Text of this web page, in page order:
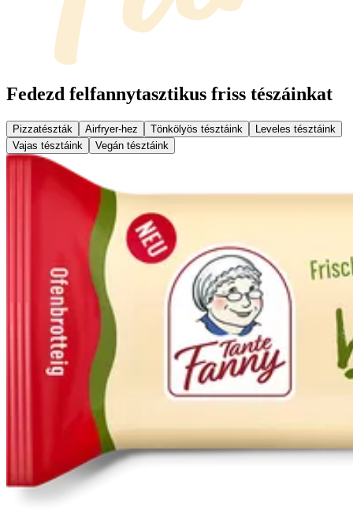
Fedezd felfannytasztikus friss tészáinkat
Pizzatészták Airfryer-hez Tönkölyös tésztáink
Leveles tésztáink
Vajas tésztáink
Vegán tésztáink